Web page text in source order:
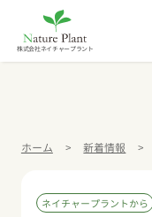
株式会社ネイチャープラント
ホーム > 新着情報 >
ネイチャープラントから